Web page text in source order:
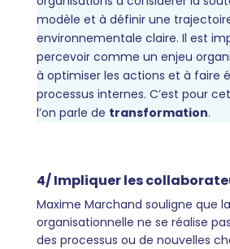
modèle et à définir une
environnementale claire. Il est
percevoir comme un enjeu
à optimiser les actions et à faire
processus internes. C’est pour
l’on parle de transformation.
4/ Impliquer les
Maxime Marchand souligne que
organisationnelle ne se réalise
des processus ou de nouvelles